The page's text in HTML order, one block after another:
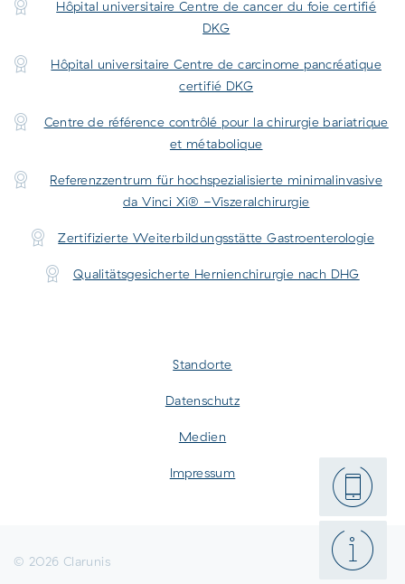
Hôpital universitaire Centre de cancer du foie certifié
DKG
Hôpital universitaire Centre de carcinome pancréatique
certifié DKG
Centre de référence contrôlé pour la chirurgie bariatrique
et métabolique
Referenzzentrum für hochspezialisierte minimalinvasive
da Vinci Xi® -Viszeralchirurgie
Zertifizierte Weiterbildungsstätte Gastroenterologie
Qualitätsgesicherte Hernienchirurgie nach DHG
Standorte
Datenschutz
Medien
Impressum
© 2026 Clarunis